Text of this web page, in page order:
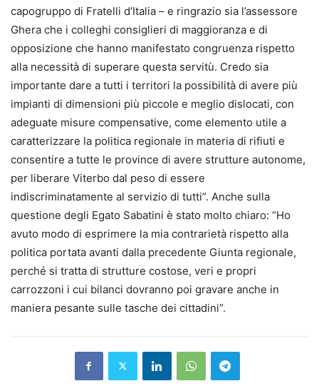
capogruppo di Fratelli d’Italia – e ringrazio sia l’assessore
Ghera che i colleghi consiglieri di maggioranza e di
opposizione che hanno manifestato congruenza rispetto
alla necessità di superare questa servitù. Credo sia
importante dare a tutti i territori la possibilità di avere più
impianti di dimensioni più piccole e meglio dislocati, con
adeguate misure compensative, come elemento utile a
caratterizzare la politica regionale in materia di rifiuti e
consentire a tutte le province di avere strutture autonome,
per liberare Viterbo dal peso di essere
indiscriminatamente al servizio di tutti”. Anche sulla
questione degli Egato Sabatini è stato molto chiaro: “Ho
avuto modo di esprimere la mia contrarietà rispetto alla
politica portata avanti dalla precedente Giunta regionale,
perché si tratta di strutture costose, veri e propri
carrozzoni i cui bilanci dovranno poi gravare anche in
maniera pesante sulle tasche dei cittadini”.